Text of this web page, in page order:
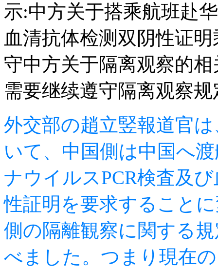
示:中方关于搭乘航班赴
血清抗体检测双阴性证
守中方关于隔离观察的
需要继续遵守隔离观察规
外交部の趙立竪報道官
いて、中国側は中国へ
ナウイルスPCR検査及
性証明を要求すること
側の隔離観察に関する
べました。つまり現在